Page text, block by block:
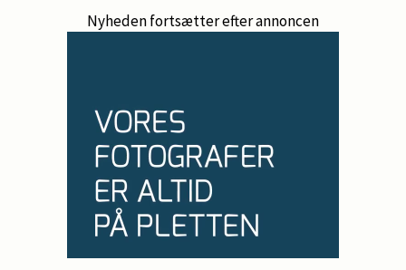
Nyheden fortsætter efter annoncen